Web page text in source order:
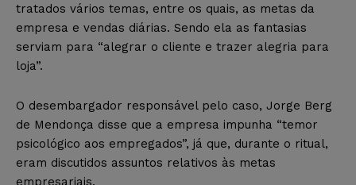
tratados vários temas, entre os quais, as metas da
empresa e vendas diárias. Sendo ela as fantasias
serviam para “alegrar o cliente e trazer alegria para
loja”.
O desembargador responsável pelo caso, Jorge Berg
de Mendonça disse que a empresa impunha “temor
psicológico aos empregados”, já que, durante o ritual,
eram discutidos assuntos relativos às metas
empresariais.